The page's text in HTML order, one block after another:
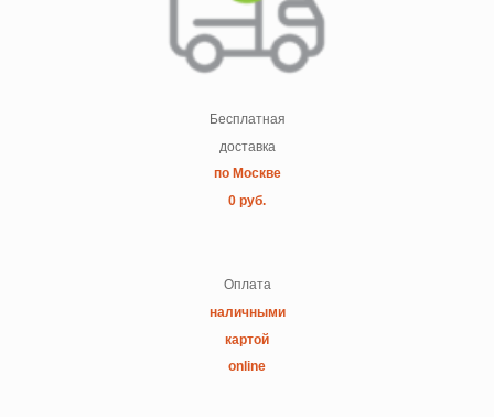
Бесплатная
доставка
по Москве
0 руб.
Оплата
наличными
картой
online